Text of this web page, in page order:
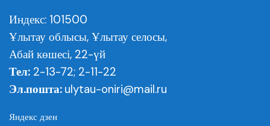
Индекс: 101500
Ұлытау облысы, Ұлытау селосы,
Абай көшесі, 22-үй
Тел: 2-13-72; 2-11-22
Эл.пошта: ulytau-oniri@mail.ru
Яндекс дзен